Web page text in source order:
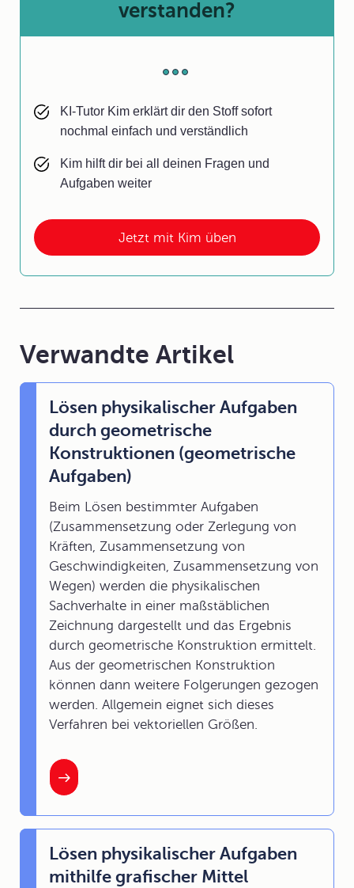
Jetzt mit Kim üben
verstanden?
KI-Tutor Kim erklärt dir den Stoff sofort
nochmal einfach und verständlich
Kim hilft dir bei all deinen Fragen und
Aufgaben weiter
Verwandte Artikel
Lösen physikalischer Aufgaben
durch geometrische
Konstruktionen (geometrische
Aufgaben)
Beim Lösen bestimmter Aufgaben
(Zusammensetzung oder Zerlegung von
Kräften, Zusammensetzung von
Geschwindigkeiten, Zusammensetzung von
Wegen) werden die physikalischen
Sachverhalte in einer maßstäblichen
Zeichnung dargestellt und das Ergebnis
durch geometrische Konstruktion ermittelt.
Aus der geometrischen Konstruktion
können dann weitere Folgerungen gezogen
werden. Allgemein eignet sich dieses
Verfahren bei vektoriellen Größen.
Lösen physikalischer Aufgaben
mithilfe grafischer Mittel